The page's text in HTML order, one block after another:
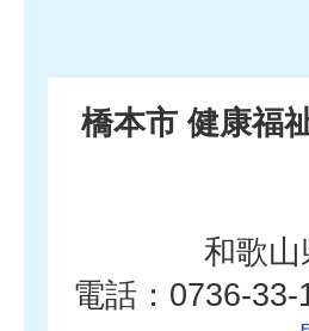
橋本市 健康福
和歌
電話：0736-